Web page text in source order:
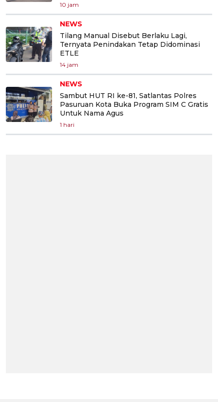
10 jam
NEWS
Tilang Manual Disebut Berlaku Lagi,
Ternyata Penindakan Tetap Didominasi
ETLE
14 jam
NEWS
Sambut HUT RI ke-81, Satlantas Polres
Pasuruan Kota Buka Program SIM C Gratis
Untuk Nama Agus
1 hari